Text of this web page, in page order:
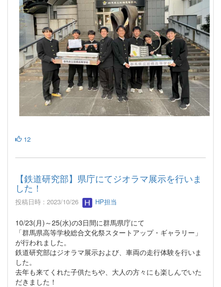
12
【鉄道研究部】県庁にてジオラマ展示を行いま
した！
投稿日時 : 2023/10/26 HP担当
10/23(月)～25(水)の3日間に群馬県庁にて
「群馬県高等学校総合文化祭スタートアップ・ギャラリー」
が行われました。
鉄道研究部はジオラマ展示および、車両の走行体験を行いま
した。
去年も来てくれた子供たちや、大人の方々にも楽しんでいた
だきました！